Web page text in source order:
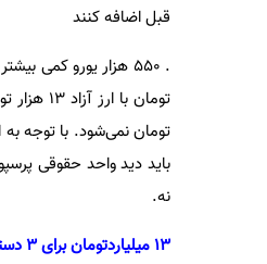
قبل اضافه کنند
تومان نمی‌شود. با توجه
باید دید واحد حقوقی
نه.
13 میلیاردتومان برای 3 دستیار برانکو